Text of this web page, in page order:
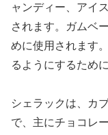
ャンディー、アイ
されます。ガムベ
めに使用されます
るようにするため
シェラックは、カ
で、主にチョコレ